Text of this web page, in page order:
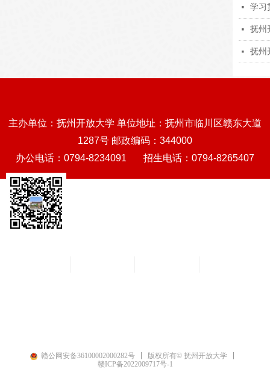
넷
넷
넷
主办单位：抚州开放大学 单位地址：抚州市临川区赣东大道1287号 邮政编码：
344000
办公电话：0794-8234091 招生电话：0794-8265407
主办单位：抚州开放大学 单位地址：抚州市临川区赣东大道
1287号 邮政编码：344000
办公电话：0794-8234091 招生电话：0794-8265407
赣公网安备36100002000282号
版权所有© 抚州开放大学
赣ICP备2022009717号-1